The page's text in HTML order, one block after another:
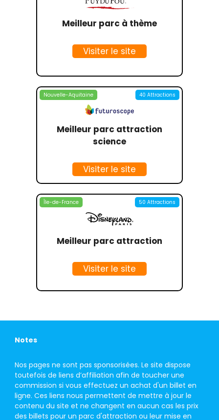
Meilleur parc à thème
Visiter le site
Nouvelle-Aquitaine 40 Attractions
Meilleur parc attraction
science
Visiter le site
Île-de-France 50 Attractions
Meilleur parc attraction
Visiter le site
Notes
Nos pages ne sont pas sponsorisées. Le site dispose
toutefois de liens d’affiliation afin de toucher une
commission si vous effectuez un achat d'un billet en
ligne. Ces liens nous permettent de mettre à jour le
contenu du site et ne changent en aucun cas les prix
des billets pour un parc d'attraction ou leur mise en